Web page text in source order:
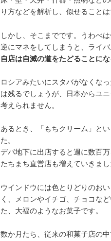
り方などを解析し、似せることは
しかし、そこまでです。うわべ
逆にマネをしてしまうと、ライ
自店は自滅の道をたどることに
ロシアみたいにスタバがなくな
は残るでしょうが、日本からユ
考えられません。
あるとき、「もちクリーム」と
た。
デパ地下に出店すると週に数百
たちまち直営店も増えていきまし
ウインドウには色とりどりのお
く、メロンやイチゴ、チョコな
た、大福のようなお菓子です。
数か月たち、従来の和菓子店の